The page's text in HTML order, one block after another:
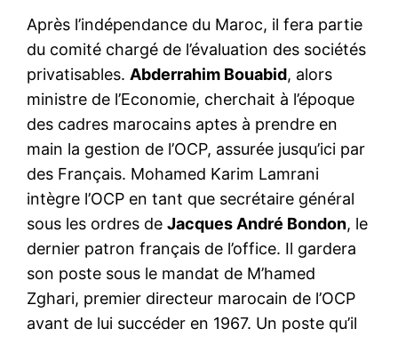
Après l’indépendance du Maroc, il fera partie
du comité chargé de l’évaluation des sociétés
privatisables. Abderrahim Bouabid, alors
ministre de l’Economie, cherchait à l’époque
des cadres marocains aptes à prendre en
main la gestion de l’OCP, assurée jusqu’ici par
des Français. Mohamed Karim Lamrani
intègre l’OCP en tant que secrétaire général
sous les ordres de Jacques André Bondon, le
dernier patron français de l’office. Il gardera
son poste sous le mandat de M’hamed
Zghari, premier directeur marocain de l’OCP
avant de lui succéder en 1967. Un poste qu’il